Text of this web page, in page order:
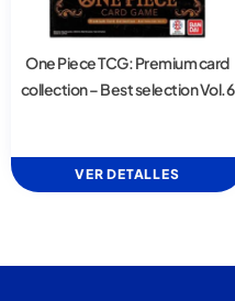
One Piece TCG: Premium card
collection – Best selection Vol.6
VER DETALLES